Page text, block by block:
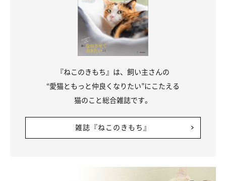
『ねこのきもち』は、飼い主さんの
“愛猫ともっと仲良くなりたい”にこたえる
猫のこと総合雑誌です。
雑誌『ねこのきもち』